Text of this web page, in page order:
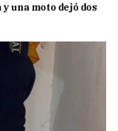
una moto dejó dos